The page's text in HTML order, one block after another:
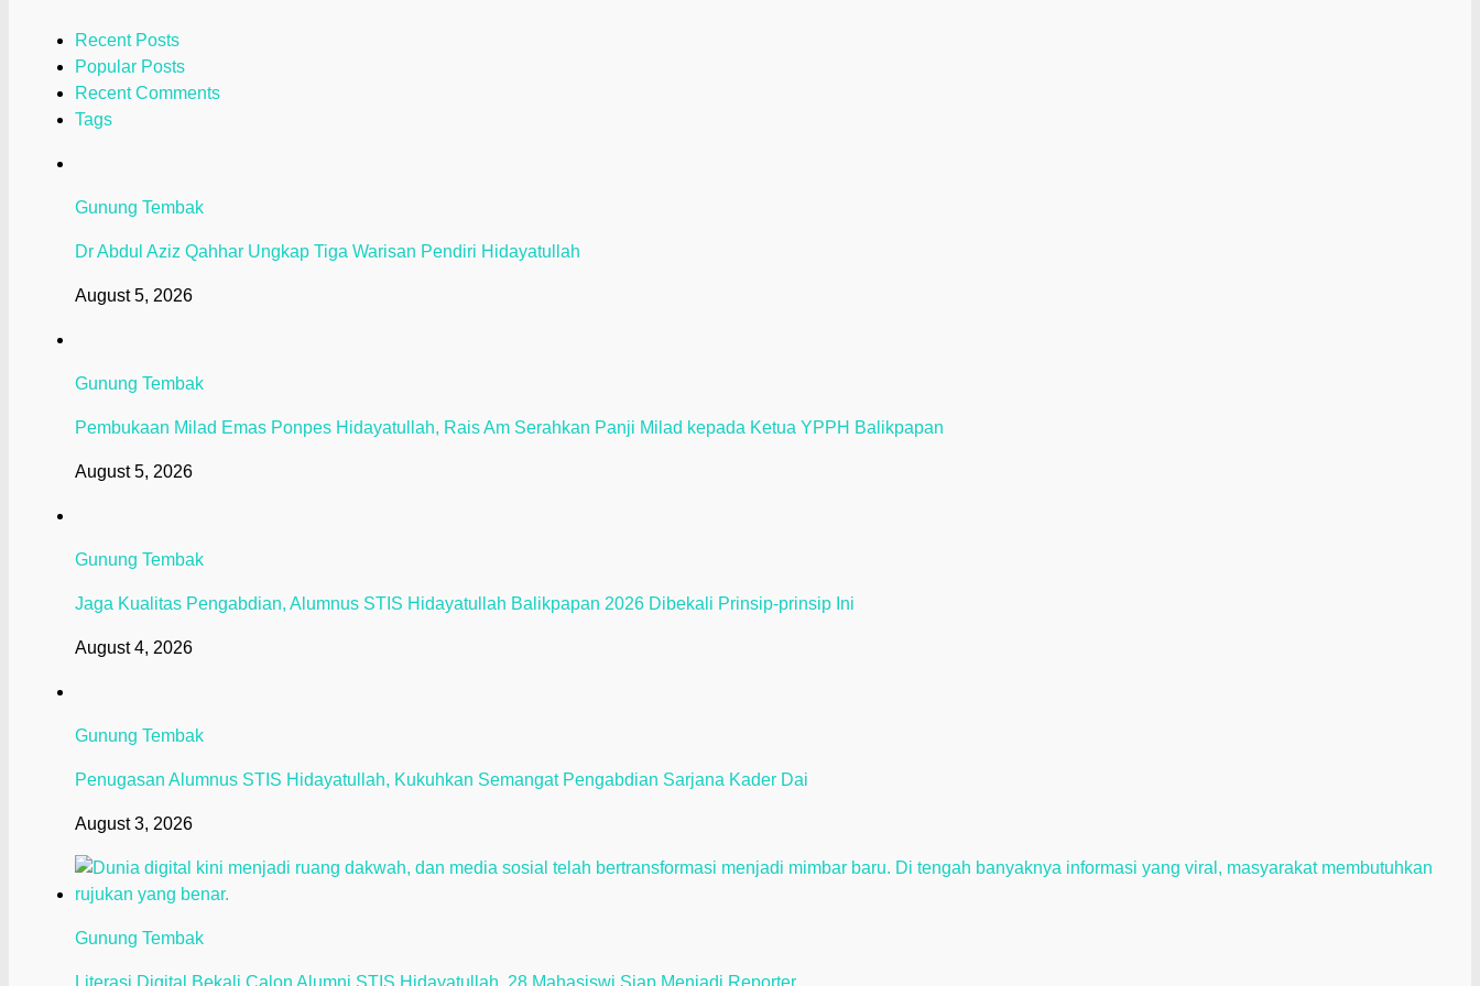
Recent Posts
Popular Posts
Recent Comments
Tags
Gunung Tembak
Dr Abdul Aziz Qahhar Ungkap Tiga Warisan Pendiri Hidayatullah
August 5, 2026
Gunung Tembak
Pembukaan Milad Emas Ponpes Hidayatullah, Rais Am Serahkan Panji Milad kepada Ketua YPPH Balikpapan
August 5, 2026
Gunung Tembak
Jaga Kualitas Pengabdian, Alumnus STIS Hidayatullah Balikpapan 2026 Dibekali Prinsip-prinsip Ini
August 4, 2026
Gunung Tembak
Penugasan Alumnus STIS Hidayatullah, Kukuhkan Semangat Pengabdian Sarjana Kader Dai
August 3, 2026
Gunung Tembak
Literasi Digital Bekali Calon Alumni STIS Hidayatullah, 28 Mahasiswi Siap Menjadi Reporter